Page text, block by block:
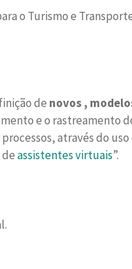
o Turismo e
de novos ,
e o rastreamento
através do
assistentes virtuais”.